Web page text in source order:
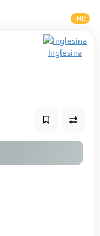
Hit
Inglesina